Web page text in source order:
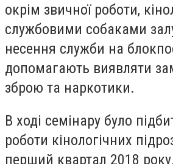
окрім звичної роботи,
службовими собаками
несення служби на
допомагають виявляти
зброю та наркотики.
В ході семінару було
роботи кінологічних
перший квартал 2018